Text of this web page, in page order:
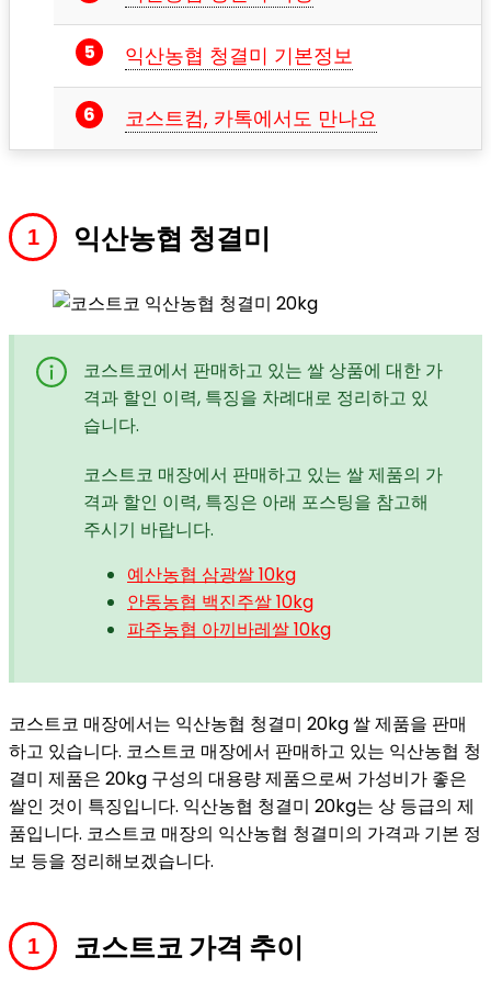
익산농협 청결미 기본정보
코스트컴, 카톡에서도 만나요
익산농협 청결미
코스트코에서 판매하고 있는 쌀 상품에 대한 가
격과 할인 이력, 특징을 차례대로 정리하고 있
습니다.
코스트코 매장에서 판매하고 있는 쌀 제품의 가
격과 할인 이력, 특징은 아래 포스팅을 참고해
주시기 바랍니다.
예산농협 삼광쌀 10kg
안동농협 백진주쌀 10kg
파주농협 아끼바레쌀 10kg
코스트코 매장에서는 익산농협 청결미 20kg 쌀 제품을 판매
하고 있습니다. 코스트코 매장에서 판매하고 있는 익산농협 청
결미 제품은 20kg 구성의 대용량 제품으로써 가성비가 좋은
쌀인 것이 특징입니다. 익산농협 청결미 20kg는 상 등급의 제
품입니다. 코스트코 매장의 익산농협 청결미의 가격과 기본 정
보 등을 정리해보겠습니다.
코스트코 가격 추이